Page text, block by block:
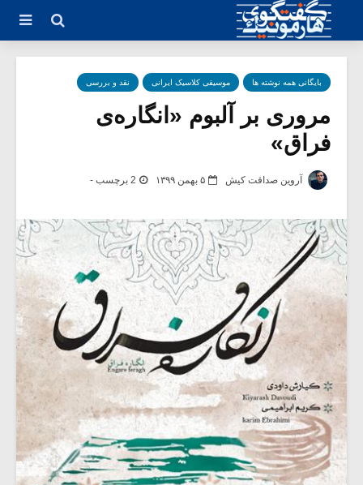
بایگانی همه نوشته ها موسیقی کلاسیک ایرانی نقد و بررسی
مروری بر آلبوم «انگاره‌ی
فراق»
آروین صداقت کیش ۵ بهمن ۱۳۹۹ 2 برچسب -